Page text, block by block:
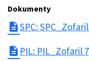
Dokumenty
descriptionSPC:
description PIL: PIL_Zofaril